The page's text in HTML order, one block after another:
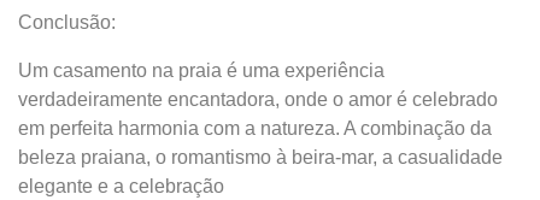
Conclusão:
Um casamento na praia é uma experiência
verdadeiramente encantadora, onde o amor é celebrado
em perfeita harmonia com a natureza. A combinação da
beleza praiana, o romantismo à beira-mar, a casualidade
elegante e a celebração